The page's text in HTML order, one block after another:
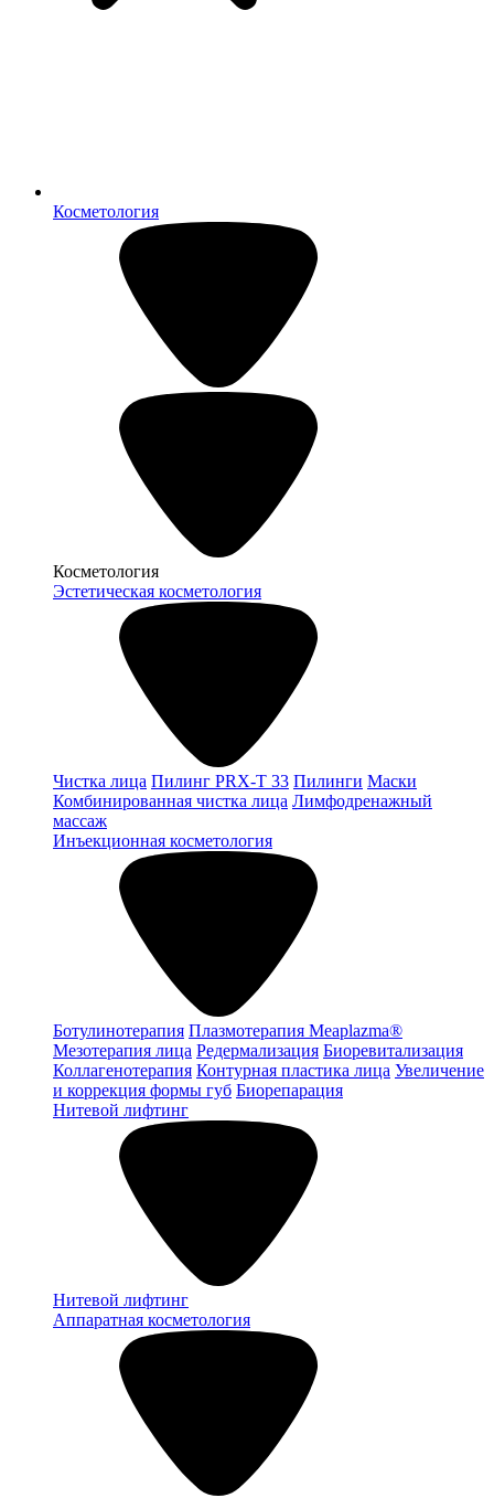
Косметология
Косметология
Эстетическая косметология
Чистка лица Пилинг PRX-T 33 Пилинги Маски
Комбинированная чистка лица Лимфодренажный
массаж
Инъекционная косметология
Ботулинотерапия Плазмотерапия Meaplazma®
Мезотерапия лица Редермализация Биоревитализация
Коллагенотерапия Контурная пластика лица Увеличение
и коррекция формы губ Биорепарация
Нитевой лифтинг
Нитевой лифтинг
Аппаратная косметология